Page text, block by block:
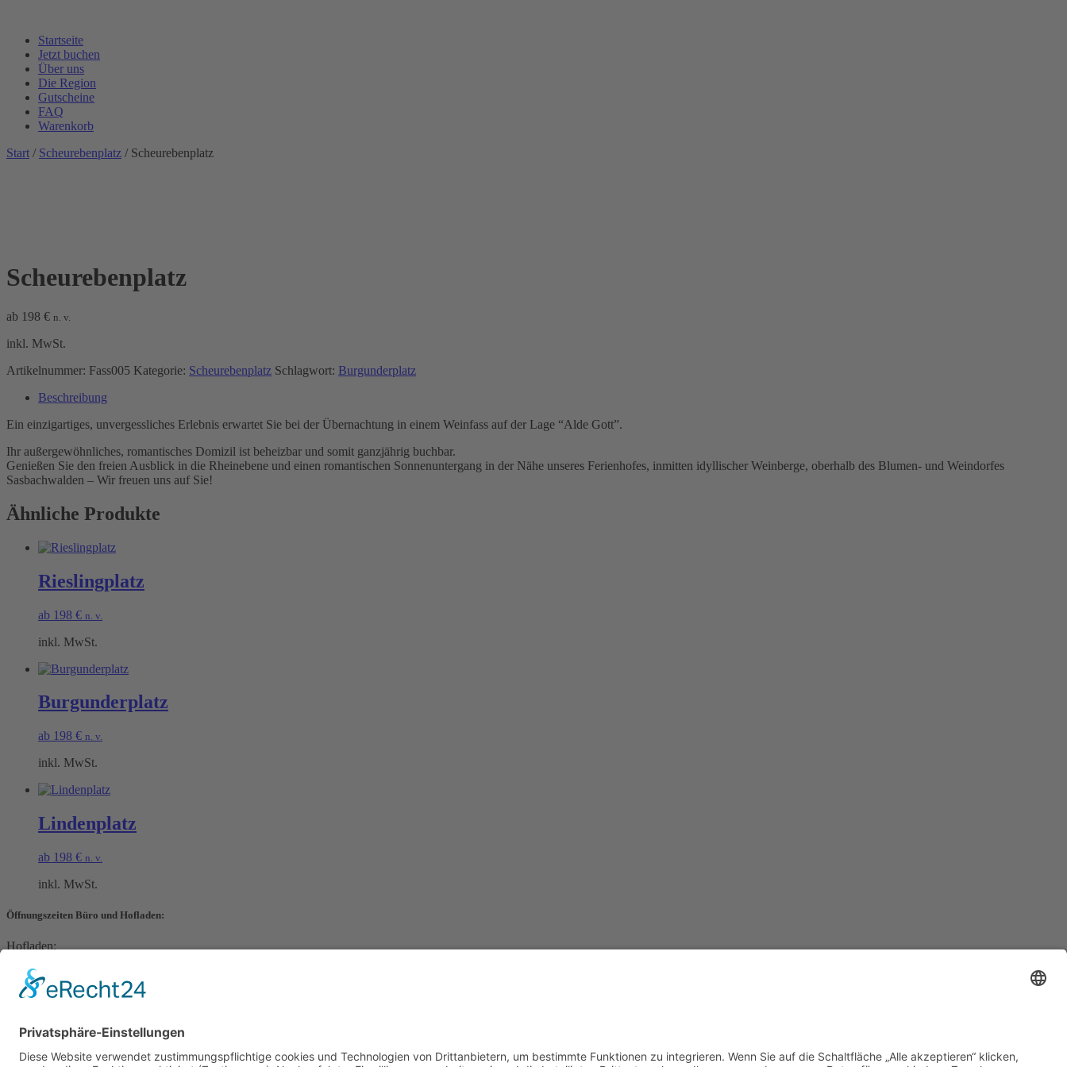
Startseite
Jetzt buchen
Über uns
Die Region
Gutscheine
FAQ
Warenkorb
Start / Scheurebenplatz / Scheurebenplatz
Scheurebenplatz
ab 198 € n. v.
inkl. MwSt.
Artikelnummer: Fass005 Kategorie: Scheurebenplatz Schlagwort: Burgunderplatz
Beschreibung
Ein einzigartiges, unvergessliches Erlebnis erwartet Sie bei der Übernachtung in einem Weinfass auf der Lage “Alde Gott”.
Ihr außergewöhnliches, romantisches Domizil ist beheizbar und somit ganzjährig buchbar.
Genießen Sie den freien Ausblick in die Rheinebene und einen romantischen Sonnenuntergang in der Nähe unseres Ferienhofes, inmitten idyllischer Weinberge, oberhalb des Blumen- und Weindorfes
Sasbachwalden – Wir freuen uns auf Sie!
Ähnliche Produkte
Rieslingplatz
ab 198 € n. v.
inkl. MwSt.
Burgunderplatz
ab 198 € n. v.
inkl. MwSt.
Lindenplatz
ab 198 € n. v.
inkl. MwSt.
Öffnungszeiten Büro und Hofladen:
Hofladen:
Telefonisch erreichen Sie uns:
Montag bis Freitag von 09:00 – 11:30 Uhr
Warenkorb
Kasse
Datenschutzerklärung